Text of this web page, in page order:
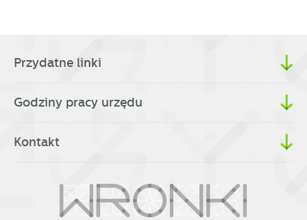
Przydatne linki
Godziny pracy urzędu
Kontakt